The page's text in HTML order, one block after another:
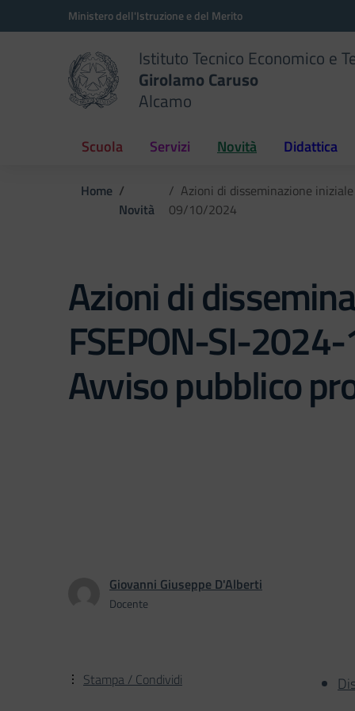
Vai ai contenuti
Vai al menu di navigazioneMinistero dell'Istruzione e del Merito
Istituto Tecnico Economico e
Girolamo Caruso
Alcamo
Scuola Servizi Novità Didattica
Home
Novità
Azioni di disseminazione
09/10/2024
Azioni di
FSEPON-SI-2024-
Avviso pubblico
Giovanni Giuseppe D'Alberti
Docente
Stampa / Condividi